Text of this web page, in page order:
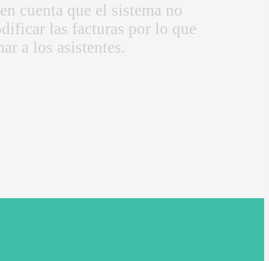
cuenta que el sistema no
las facturas por lo que
a los asistentes.